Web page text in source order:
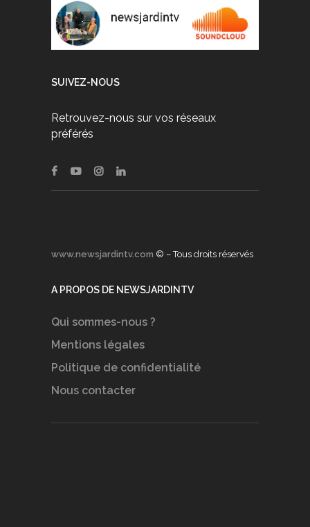
SUIVEZ-NOUS
Retrouvez-nous sur vos réseaux
préférés
www.newsjardintv.com © – Tous droits réservés
A PROPOS DE NEWSJARDINTV
Qui sommes-nous ?
Mentions légales
Politique de confidentialité
Nous contacter